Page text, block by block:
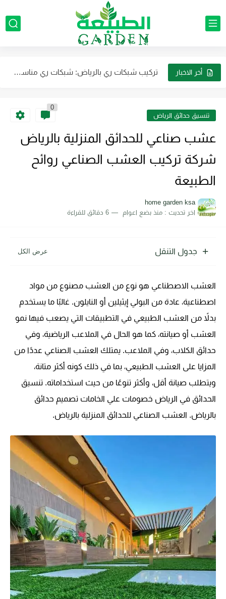
أخر الاخبار
تصميم مظلات حدائق خارجية للمنازل تصميم أشكال مظلات حدائق بالرياض
مظلات حدائق رخيصة في الرياض تركيب مظلات حدائق حديدية: الحلول...
تركيب مظلات أسطح المنازل بالرياض: إبداع وتنوع يضفيان لمسة فريدة... تنسيق حدائق الرياض
0
عشب صناعي للحدائق المنزلية بالرياض
شركة تركيب العشب الصناعي روائح
الطبيعة
home garden ksa
اخر تحديث : منذ بضع اعوام 6 دقائق للقراءة
جدول التنقل
العشب الاصطناعي هو نوع من العشب مصنوع من مواد
اصطناعية، عادة من البولي إيثيلين أو النايلون. غالبًا ما يستخدم
بدلاً من العشب الطبيعي في التطبيقات التي يصعب فيها نمو
العشب أو صيانته، كما هو الحال في الملاعب الرياضية، وفي
حدائق الكلاب، وفي الملاعب. يمتلك العشب الصناعي عددًا من
المزايا على العشب الطبيعي، بما في ذلك كونه أكثر متانة،
ويتطلب صيانة أقل، وأكثر تنوعًا من حيث استخداماته. تنسيق
الحدائق في الرياض خصومات علي الخامات تصميم حدائق
بالرياض. العشب الصناعي للحدائق المنزلية بالرياض.